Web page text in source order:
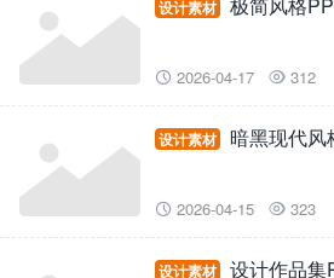
设计素材
 2026-04-17  312
设计素材 暗黑现代风
 2026-04-15  323
设计素材 设计作品集